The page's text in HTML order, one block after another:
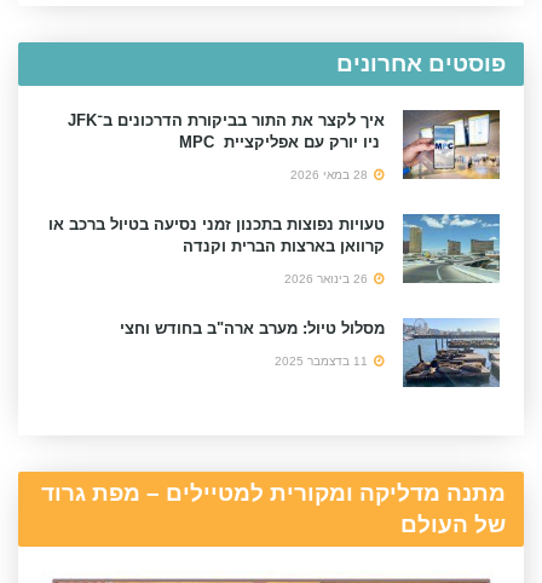
פוסטים אחרונים
איך לקצר את התור בביקורת הדרכונים ב־JFK
ניו יורק עם אפליקציית MPC
טעויות נפוצות בתכנון זמני נסיעה בטיול ברכב או
קרוואן בארצות הברית וקנדה
מסלול טיול: מערב ארה"ב בחודש וחצי
מתנה מדליקה ומקורית למטיילים – מפת גרוד
של העולם